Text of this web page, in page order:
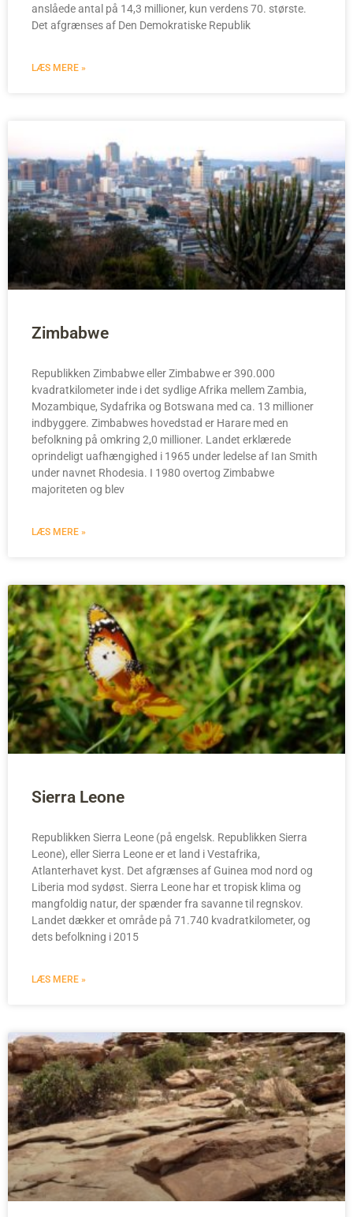
anslåede antal på 14,3 millioner, kun verdens 70. største.
Det afgrænses af Den Demokratiske Republik
LÆS MERE »
Zimbabwe
Republikken Zimbabwe eller Zimbabwe er 390.000
kvadratkilometer inde i det sydlige Afrika mellem Zambia,
Mozambique, Sydafrika og Botswana med ca. 13 millioner
indbyggere. Zimbabwes hovedstad er Harare med en
befolkning på omkring 2,0 millioner. Landet erklærede
oprindeligt uafhængighed i 1965 under ledelse af Ian Smith
under navnet Rhodesia. I 1980 overtog Zimbabwe
majoriteten og blev
LÆS MERE »
Sierra Leone
Republikken Sierra Leone (på engelsk. Republikken Sierra
Leone), eller Sierra Leone er et land i Vestafrika,
Atlanterhavet kyst. Det afgrænses af Guinea mod nord og
Liberia mod sydøst. Sierra Leone har et tropisk klima og
mangfoldig natur, der spænder fra savanne til regnskov.
Landet dækker et område på 71.740 kvadratkilometer, og
dets befolkning i 2015
LÆS MERE »